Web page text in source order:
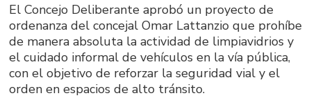
El Concejo Deliberante aprobó un proyecto de
ordenanza del concejal Omar Lattanzio que prohíbe
de manera absoluta la actividad de limpiavidrios y
el cuidado informal de vehículos en la vía pública,
con el objetivo de reforzar la seguridad vial y el
orden en espacios de alto tránsito.